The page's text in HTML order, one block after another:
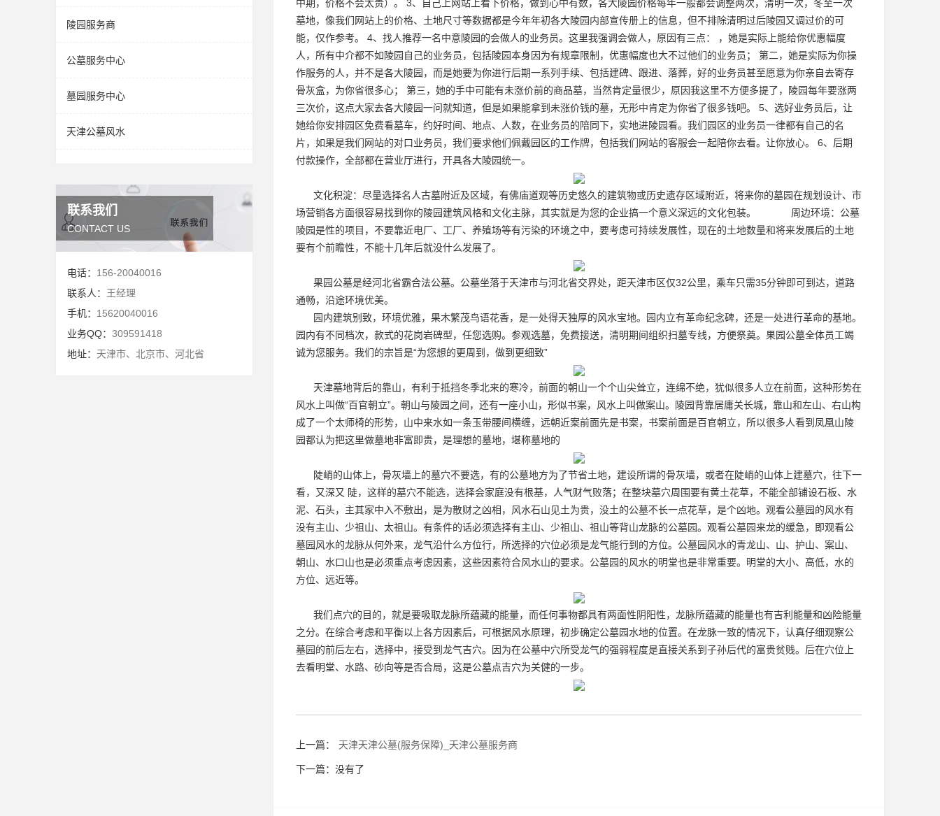
陵园服务商
公墓服务中心
墓园服务中心
天津公墓风水
联系我们
CONTACT US
电话： 156-20040016
联系人： 王经理
手机： 15620040016
业务QQ： 309591418
地址： 天津市、北京市、河北省
中期，价格不会太贵）。 3、自己上网站上看下价格，做到心中有数，各大陵园价格每年一般都会调整两次，清明一次，冬至一次
墓地，像我们网站上的价格、土地尺寸等数据都是今年年初各大陵园内部宣传册上的信息，但不排除清明过后陵园又调过价的可
能，仅作参考。 4、找人推荐一名中意陵园的会做人的业务员。这里我强调会做人，原因有三点： ，她是实际上能给你优惠幅度
人，所有中介都不如陵园自己的业务员，包括陵园本身因为有规章限制，优惠幅度也大不过他们的业务员； 第二，她是实际为你操
作服务的人，并不是各大陵园，而是她要为你进行后期一系列手续、包括建碑、跟进、落葬，好的业务员甚至愿意为你亲自去寄存
骨灰盒，为你省很多心； 第三，她的手中可能有未涨价前的商品墓，当然肯定量很少，原因我这里不方便多提了，陵园每年要涨两
三次价，这点大家去各大陵园一问就知道，但是如果能拿到未涨价钱的墓，无形中肯定为你省了很多钱吧。 5、选好业务员后，让
她给你安排园区免费看墓车，约好时间、地点、人数，在业务员的陪同下，实地进陵园看。我们园区的业务员一律都有自己的名
片，如果是我们网站的对口业务员，我们要求他们佩戴园区的工作牌，包括我们网站的客服会一起陪你去看。让你放心。 6、后期
付款操作，全部都在营业厅进行，开具各大陵园统一。
文化积淀：尽量选择名人古墓附近及区域，有佛庙道观等历史悠久的建筑物或历史遗存区域附近，将来你的墓园在规划设计、市
场营销各方面很容易找到你的陵园建筑风格和文化主脉，其实就是为您的企业搞一个意义深远的文化包装。 周边环境：公墓
陵园是性的项目，不要靠近电厂、工厂、养殖场等有污染的环境之中，要考虑可持续发展性，现在的土地数量和将来发展后的土地
要有个前瞻性，不能十几年后就没什么发展了。
果园公墓是经河北省霸合法公墓。公墓坐落于天津市与河北省交界处，距天津市区仅32公里，乘车只需35分钟即可到达，道路
通畅，沿途环境优美。
园内建筑别致，环境优雅，果木繁茂鸟语花香，是一处得天独厚的风水宝地。园内立有革命纪念碑，还是一处进行革命的基地。
园内有不同档次，款式的花岗岩碑型，任您选购。参观选墓，免费接送，清明期间组织扫墓专线，方便祭奠。果园公墓全体员工竭
诚为您服务。我们的宗旨是“为您想的更周到，做到更细致”
天津墓地背后的靠山，有利于抵挡冬季北来的寒冷，前面的朝山一个个山尖耸立，连绵不绝，犹似很多人立在前面，这种形势在
风水上叫做“百官朝立”。朝山与陵园之间，还有一座小山，形似书案，风水上叫做案山。陵园背靠居庸关长城，靠山和左山、右山构
成了一个太师椅的形势，山中来水如一条玉带腰间横缠，远朝近案前面先是书案，书案前面是百官朝立，所以很多人看到凤凰山陵
园都认为把这里做墓地非富即贵，是理想的墓地，堪称墓地的
陡峭的山体上，骨灰墙上的墓穴不要选，有的公墓地方为了节省土地，建设所谓的骨灰墙，或者在陡峭的山体上建墓穴，往下一
看，又深又 陡，这样的墓穴不能选，选择会家庭没有根基，人气财气败落；在整块墓穴周围要有黄土花草，不能全部铺设石板、水
泥、石头，主其家中入不敷出，是为散财之凶相，风水石山见土为贵，没土的公墓不长一点花草，是个凶地。观看公墓园的风水有
没有主山、少祖山、太祖山。有条件的话必须选择有主山、少祖山、祖山等背山龙脉的公墓园。观看公墓园来龙的缓急，即观看公
墓园风水的龙脉从何外来，龙气沿什么方位行，所选择的穴位必须是龙气能行到的方位。公墓园风水的青龙山、山、护山、案山、
朝山、水口山也是必须重点考虑因素，这些因素符合风水山的要求。公墓园的风水的明堂也是非常重要。明堂的大小、高低，水的
方位、远近等。
我们点穴的目的，就是要吸取龙脉所蕴藏的能量，而任何事物都具有两面性阴阳性，龙脉所蕴藏的能量也有吉利能量和凶险能量
之分。在综合考虑和平衡以上各方因素后，可根据风水原理，初步确定公墓园水地的位置。在龙脉一致的情况下，认真仔细观察公
墓园的前后左右，选择中，接受到龙气吉穴。因为在公墓中穴所受龙气的强弱程度是直接关系到子孙后代的富贵贫贱。后在穴位上
去看明堂、水路、砂向等是否合局，这是公墓点吉穴为关健的一步。
上一篇： 天津天津公墓(服务保障)_天津公墓服务商
下一篇：没有了